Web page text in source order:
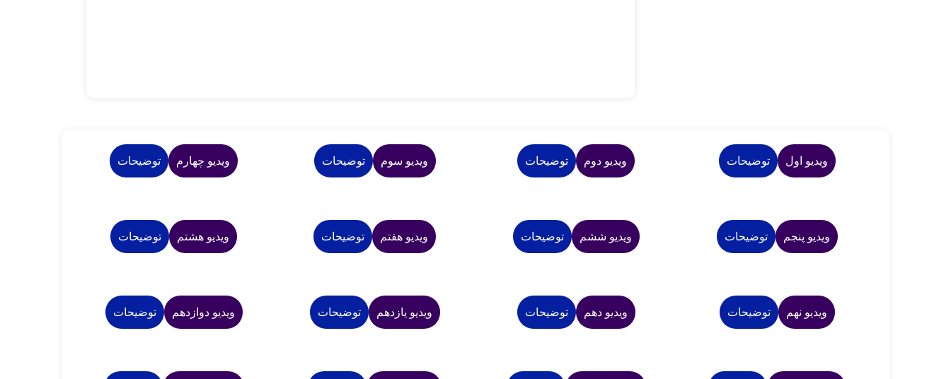
ویدیو اول توضیحات ویدیو دوم توضیحات ویدیو سوم توضیحات ویدیو چهارم توضیحات
ویدیو پنجم توضیحات ویدیو ششم توضیحات ویدیو هفتم توضیحات ویدیو هشتم توضیحات
ویدیو نهم توضیحات ویدیو دهم توضیحات ویدیو یازدهم توضیحات ویدیو دوازدهم توضیحات